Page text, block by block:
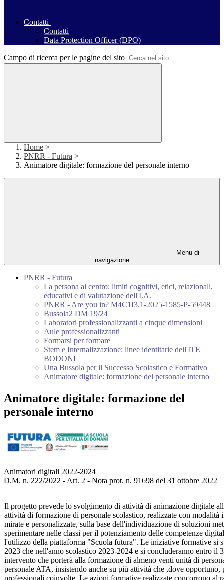
Contatti
Contatti
Data Protection Officer (DPO)
Campo di ricerca per le pagine del sito
Home >
PNRR - Futura >
Animatore digitale: formazione del personale interno
Menu di
navigazione
PNRR - Futura
La persona al centro: limiti cognitivi, etici, relazionali,
educativi e di valutazione dell'I.A.
PNRR - Are you in? M4C1I3.1-2025-1585-P-59448
Bussola2 DM 19/24
Laboratori professionalizzanti a cinque dimensioni
Aule professionalizzanti
Formarsi per formare
Stem e Internalizzazione: linee identitarie dell'ITE
BODONI
Una Bussola per il Successo Scolastico e Formativo
Animatore digitale: formazione del personale interno
Animatore digitale: formazione del
personale interno
Animatori digitali 2022-2024
D.M. n. 222/2022 - Art. 2 - Nota prot. n. 91698 del 31 ottobre 2022
Il progetto prevede lo svolgimento di attività di animazione digitale
attività di formazione di personale scolastico, realizzate con
mirate e personalizzate, sulla base dell'individuazione di soluzioni
sperimentare nelle classi per il potenziamento delle competenze
l'utilizzo della piattaforma "Scuola futura". Le iniziative formative si
2023 che nell'anno scolastico 2023-2024 e si concluderanno entro il
intervento che porterà alla formazione di almeno venti unità di
personale ATA, insistendo anche su più attività che ,dove opportuno,
professionali coinvolte. Le azioni formative realizzate concorrono al